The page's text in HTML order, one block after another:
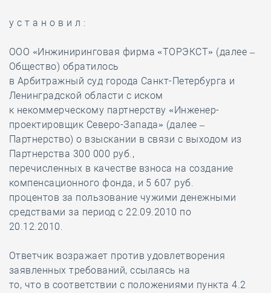
у с т а н о в и л :
ООО «Инжиниринговая фирма «ТОРЭКСТ» (далее –
Общество) обратилось
в Арбитражный суд города Санкт-Петербурга и
Ленинградской области с иском
к некоммерческому партнерству «Инженер-
проектировщик Северо-Запада» (далее –
Партнерство) о взыскании в связи с выходом из
Партнерства 300 000 руб.,
перечисленных в качестве взноса на создание
компенсационного фонда, и 5 607 руб.
процентов за пользование чужими денежными
средствами за период с 22.09.2010 по
20.12.2010.
Ответчик возражает против удовлетворения
заявленных требований, ссылаясь на
то, что в соответствии с положениями пункта 4.2